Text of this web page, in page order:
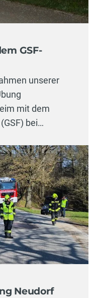
GSF-
unserer
mit dem
bei…
Neudorf